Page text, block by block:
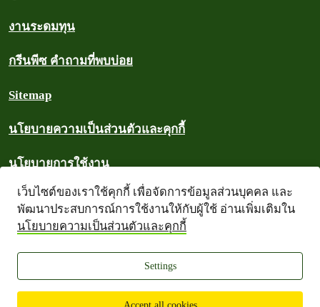
เว็บไซต์ของเราใช้คุกกี้ เพื่อจัดการข้อมูลส่วนบุคคล และ
พัฒนาประสบการณ์การใช้งานให้กับผู้ใช้ อ่านเพิ่มเติมใน
นโยบายความเป็นส่วนตัวและคุกกี้
Settings
งานระดมทุน
กรีนพีซ คำถามที่พบบ่อย
Sitemap
นโยบายความเป็นส่วนตัวและคุกกี้
นโยบายการใช้งาน
ลิขสิทธิ์
คลังข้อมูล